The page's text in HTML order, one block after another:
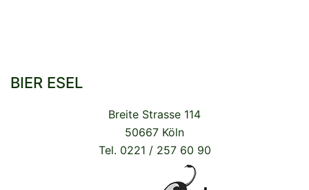
BIER ESEL
Breite Strasse 114
50667 Köln
Tel. 0221 / 257 60 90